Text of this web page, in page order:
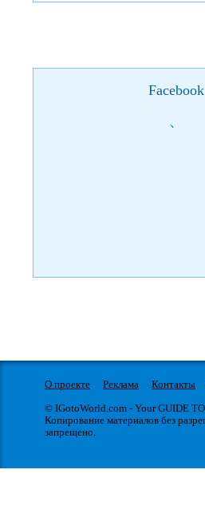
Facebook
)
О проекте Реклама Контакты
© IGotoWorld.com - Your GUIDE
Копирование материалов без
запрещено.